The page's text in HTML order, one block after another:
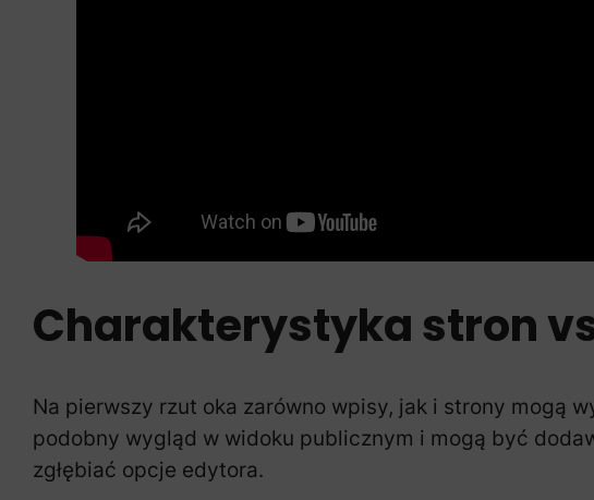
Charakterystyka stron
Na pierwszy rzut oka zarówno wpisy, jak i strony mogą
podobny wygląd w widoku publicznym i mogą być
zgłębiać opcje edytora.